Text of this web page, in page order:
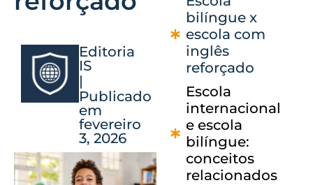
Editoria
IS
|
Publicado
em
fevereiro
3, 2026
bilíngue x
escola com
inglês
reforçado
Escola
internacional
e escola
bilíngue:
conceitos
relacionados